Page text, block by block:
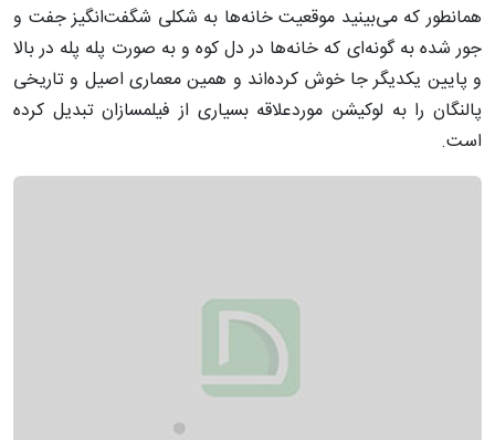
همانطور که می‌بینید موقعیت خانه‌ها به شکلی شگفت‌انگیز جفت و
جور شده به گونه‌ای که خانه‌ها در دل کوه و به صورت پله پله در بالا
و پایین یکدیگر جا خوش کرده‌اند و همین معماری اصیل و تاریخی
پالنگان را به لوکیشن موردعلاقه بسیاری از فیلمسازان تبدیل کرده
است.